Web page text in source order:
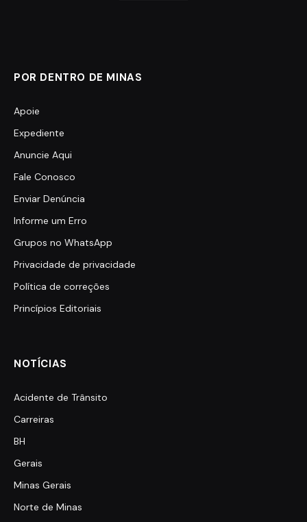
POR DENTRO DE MINAS
Apoie
Expediente
Anuncie Aqui
Fale Conosco
Enviar Denúncia
Informe um Erro
Grupos no WhatsApp
Privacidade de privacidade
Política de correções
Princípios Editoriais
NOTÍCIAS
Acidente de Trânsito
Carreiras
BH
Gerais
Minas Gerais
Norte de Minas